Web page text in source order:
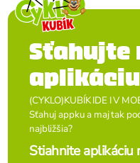
Sťahujte
aplikáciu
(CYKLO)KUBÍK IDE I V
Sťahuj appku a maj tak
najbližšia?
Stiahnite aplikáciu